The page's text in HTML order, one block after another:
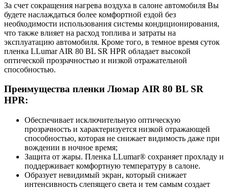
За счет сокращения нагрева воздуха в салоне автомобиля Вы
будете наслаждаться более комфортной ездой без
необходимости использования системы кондиционирования,
что также влияет на расход топлива и затраты на
эксплуатацию автомобиля. Кроме того, в темное время суток
пленка LLumar AIR 80 BL SR HPR обладает высокой
оптической прозрачностью и низкой отражательной
способностью.
Преимущества пленки Люмар AIR 80 BL SR
HPR:
Обеспечивает исключительную оптическую
прозрачность и характеризуется низкой отражающей
способностью, которая не снижает видимость даже при
вождении в ночное время;
Защита от жары. Пленка LLumar® сохраняет прохладу и
поддерживает комфортную температуру в салоне.
Образует невидимый экран, который снижает
интенсивность слепящего света и тем самым создает